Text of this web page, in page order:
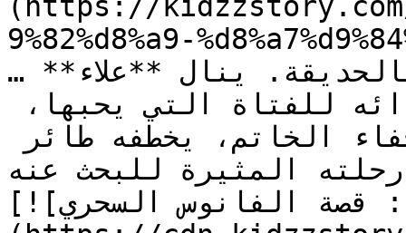
9%82%d8%a9-
…ويحب زراعة الأزهار والعناية بالحديقة. ينال **علاء**
المثيرة للبحث عنه….
[![الصورة: قصة الفانوس السحري]